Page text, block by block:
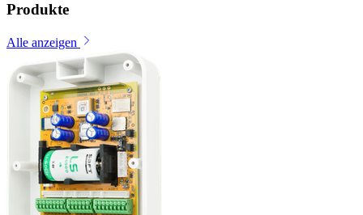
Produkte
Alle anzeigen